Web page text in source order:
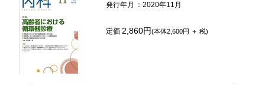
発行年月 ：2020年11月
定価2,860円(本体2,600円 ＋ 税)